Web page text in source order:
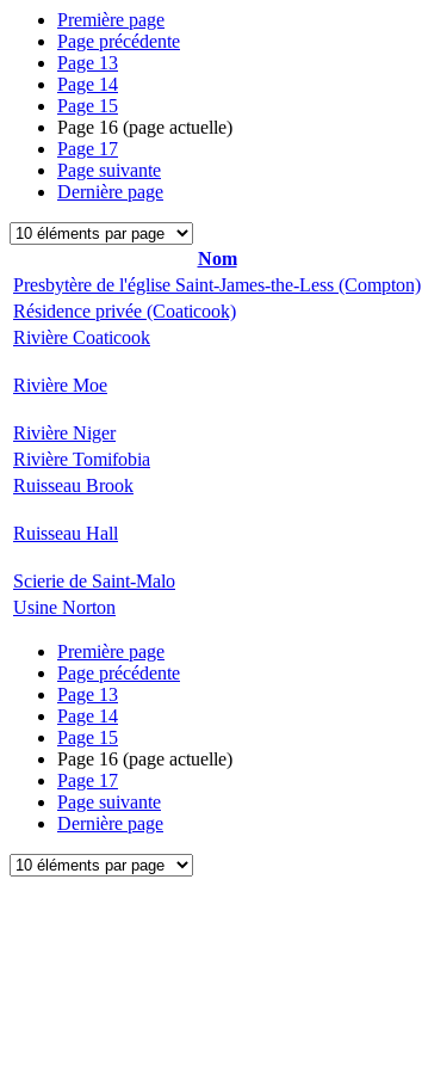
Première page
Page précédente
Page 13
Page 14
Page 15
Page 16 (page actuelle)
Page 17
Page suivante
Dernière page
Nom
Presbytère de l'église Saint-James-the-Less (Compton)
Résidence privée (Coaticook)
Rivière Coaticook
Rivière Moe
Rivière Niger
Rivière Tomifobia
Ruisseau Brook
Ruisseau Hall
Scierie de Saint-Malo
Usine Norton
Première page
Page précédente
Page 13
Page 14
Page 15
Page 16 (page actuelle)
Page 17
Page suivante
Dernière page